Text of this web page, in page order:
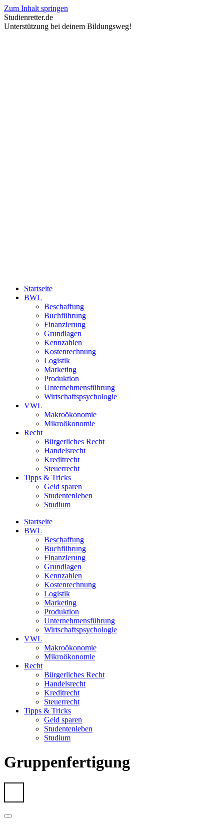
Zum Inhalt springen
Studienretter.de
Unterstützung bei deinem Bildungsweg!
Startseite
BWL
Beschaffung
Buchführung
Finanzierung
Grundlagen
Kennzahlen
Kostenrechnung
Logistik
Marketing
Produktion
Unternehmensführung
Wirtschaftspsychologie
VWL
Makroökonomie
Mikroökonomie
Recht
Bürgerliches Recht
Handelsrecht
Kreditrecht
Steuerrecht
Tipps & Tricks
Geld sparen
Studentenleben
Studium
Startseite
BWL
Beschaffung
Buchführung
Finanzierung
Grundlagen
Kennzahlen
Kostenrechnung
Logistik
Marketing
Produktion
Unternehmensführung
Wirtschaftspsychologie
VWL
Makroökonomie
Mikroökonomie
Recht
Bürgerliches Recht
Handelsrecht
Kreditrecht
Steuerrecht
Tipps & Tricks
Geld sparen
Studentenleben
Studium
Gruppenfertigung